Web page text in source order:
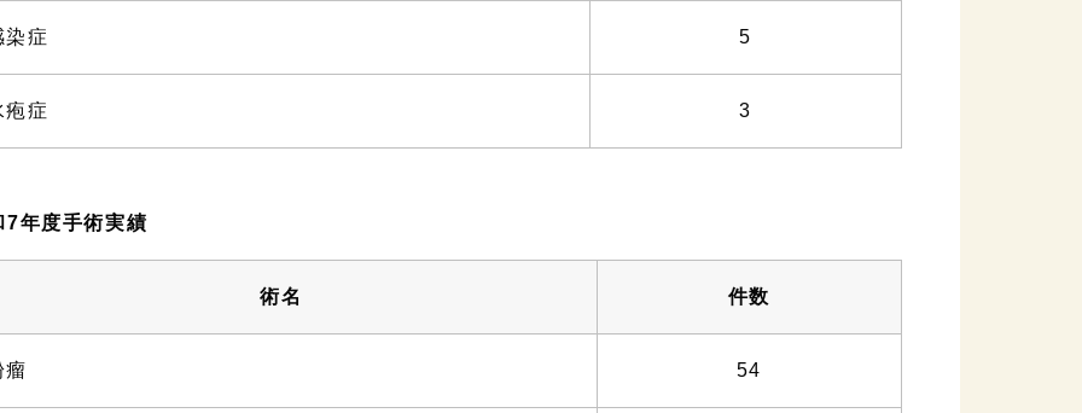
染症 5
疱症 3
7年度手術実績
術名 件数
瘤 54